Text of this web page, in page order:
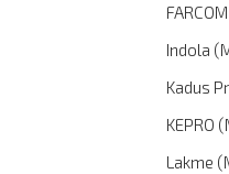
Indola
Kadus
KEPRO
Lakme